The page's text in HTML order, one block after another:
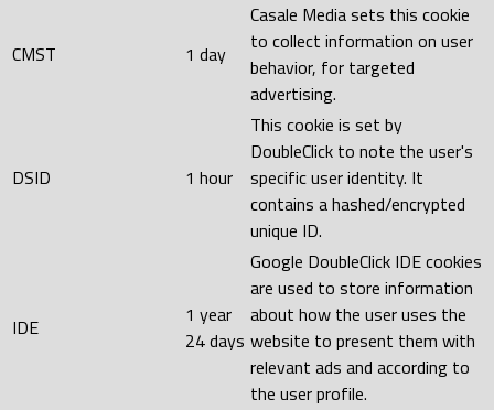
CMST 1 day
Casale Media sets this cookie
to collect information on user
behavior, for targeted
advertising.
DSID 1 hour
This cookie is set by
DoubleClick to note the user's
specific user identity. It
contains a hashed/encrypted
unique ID.
IDE
1 year
24 days
Google DoubleClick IDE cookies
are used to store information
about how the user uses the
website to present them with
relevant ads and according to
the user profile.